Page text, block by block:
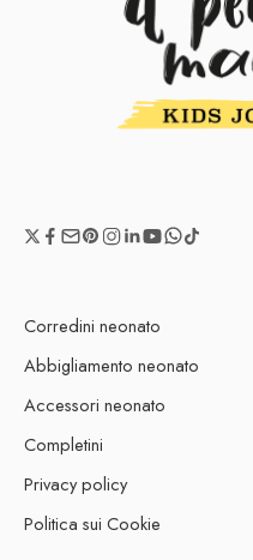
Corredini neonato
Abbigliamento neonato
Accessori neonato
Completini
Privacy policy
Politica sui Cookie